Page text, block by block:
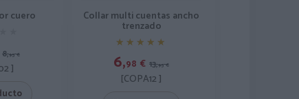
cuero
8,95 €
]
Collar multi cuentas ancho
trenzado
★★★★★
★★★★★
6,98 € 13,95 €
[COPA12 ]